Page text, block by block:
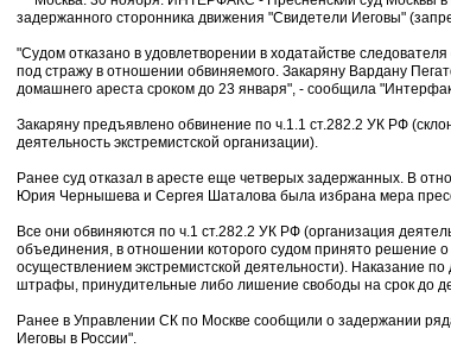
задержанного сторонника движения "Свидетели Иеговы"
"Судом отказано в удовлетворении в ходатайстве
под стражу в отношении обвиняемого. Закаряну Вардану
домашнего ареста сроком до 23 января", - сообщила
Закаряну предъявлено обвинение по ч.1.1 ст.282.2 УК РФ
деятельность экстремистской организации).
Ранее суд отказал в аресте еще четверых задержанных. В
Юрия Чернышева и Сергея Шаталова была избрана мера
Все они обвиняются по ч.1 ст.282.2 УК РФ (организация
объединения, в отношении которого судом принято решение
осуществлением экстремистской деятельности). Наказание
штрафы, принудительные либо лишение свободы на срок до
Ранее в Управлении СК по Москве сообщили о задержании
Иеговы в России".